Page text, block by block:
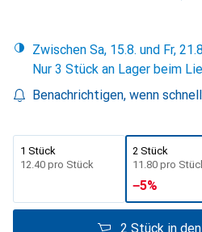
Zwischen Sa, 15.8. und Fr,
Nur 3 Stück an Lager beim
Benachrichtigen, wenn
1 Stück
CHF
12.40 pro Stück
2 Stück
CHF
11.80 pro
−5%
2 Stück in